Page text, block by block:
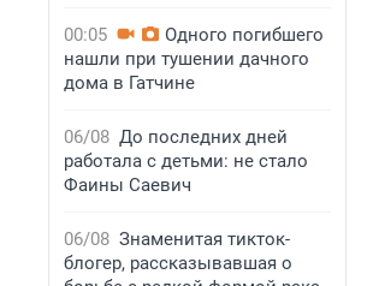
00:05
Одного погибшего
нашли при тушении дачного
дома в Гатчине
06/08 До последних дней
работала с детьми: не стало
Фаины Саевич
06/08 Знаменитая тикток-
блогер, рассказывавшая о